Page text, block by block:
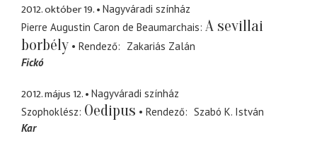
2012. október 19.
Nagyváradi színház
Pierre Augustin Caron de Beaumarchais A sevillai
borbély
Rendező
Zakariás Zalán
Fickó
2012. május 12.
Nagyváradi színház
Szophoklész Oedipus Rendező
Szabó K. István
Kar